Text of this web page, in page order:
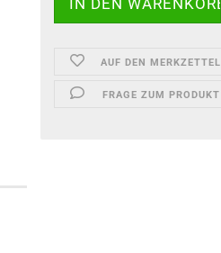
AUF DEN MERKZETTEL
FRAGE ZUM PRODUKT